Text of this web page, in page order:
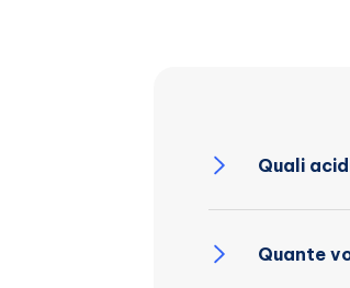
Quali
Quante